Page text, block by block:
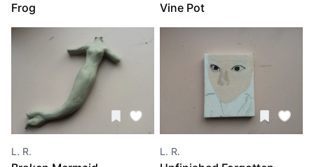
Frog
L. R.
Vine Pot
L. R.